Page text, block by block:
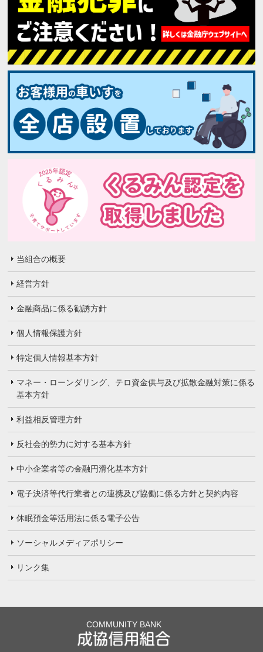
当組合の概要
経営方針
金融商品に係る勧誘方針
個人情報保護方針
特定個人情報基本方針
マネー・ローンダリング、テロ資金供与及び拡散金融対策に係る
基本方針
利益相反管理方針
反社会的勢力に対する基本方針
中小企業者等の金融円滑化基本方針
電子決済等代行業者との連携及び協働に係る方針と契約内容
休眠預金等活用法に係る電子公告
ソーシャルメディアポリシー
リンク集
COMMUNITY BANK